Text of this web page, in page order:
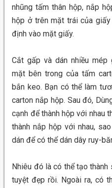
nhũng tấm thân hộp, nắp
hộp ở trên mặt trái của
định vào mặt giấy.
Cắt gấp và dán nhiều mép
mặt bên trong của tấm
bắn keo. Bạn có thể làm
carton nắp hộp. Sau đó,
cạnh để thành hộp với nhau
thành nắp hộp với nhau,
dán để có thể dán dây ruy-
Nhiêu đó là có thể tạo
tuyệt đẹp rồi. Ngoài ra, có